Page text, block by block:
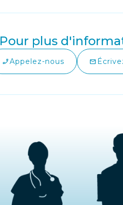
Pour plus
phone_enabledAppelez-nous mail